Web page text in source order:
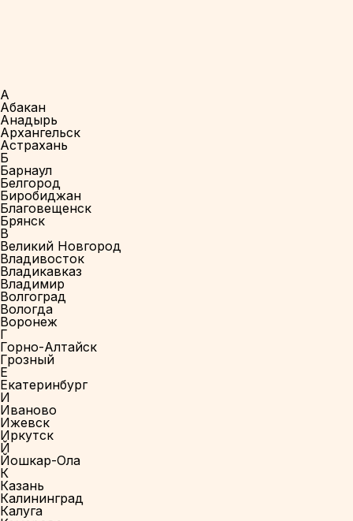
А
Абакан
Анадырь
Архангельск
Астрахань
Б
Барнаул
Белгород
Биробиджан
Благовещенск
Брянск
В
Великий Новгород
Владивосток
Владикавказ
Владимир
Волгоград
Вологда
Воронеж
Г
Горно-Алтайск
Грозный
Е
Екатеринбург
И
Иваново
Ижевск
Иркутск
Й
Йошкар-Ола
К
Казань
Калининград
Калуга